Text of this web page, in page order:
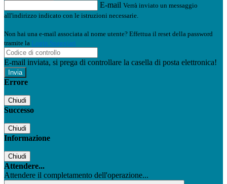
E-mail Verrà inviato un messaggio
all'indirizzo indicato con le istruzioni necessarie.
Non hai una e-mail associata al nome utente? Effettua il reset della password
tramite la Login Spaggiari
E-mail inviata, si prega di controllare la casella di posta elettronica!
Errore
Chiudi
Successo
Chiudi
Informazione
Chiudi
Attendere...
Attendere il completamento dell'operazione...